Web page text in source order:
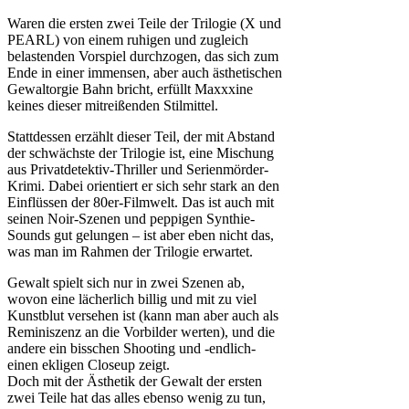
Waren die ersten zwei Teile der Trilogie (X und
PEARL) von einem ruhigen und zugleich
belastenden Vorspiel durchzogen, das sich zum
Ende in einer immensen, aber auch ästhetischen
Gewaltorgie Bahn bricht, erfüllt Maxxxine
keines dieser mitreißenden Stilmittel.
Stattdessen erzählt dieser Teil, der mit Abstand
der schwächste der Trilogie ist, eine Mischung
aus Privatdetektiv-Thriller und Serienmörder-
Krimi. Dabei orientiert er sich sehr stark an den
Einflüssen der 80er-Filmwelt. Das ist auch mit
seinen Noir-Szenen und peppigen Synthie-
Sounds gut gelungen – ist aber eben nicht das,
was man im Rahmen der Trilogie erwartet.
Gewalt spielt sich nur in zwei Szenen ab,
wovon eine lächerlich billig und mit zu viel
Kunstblut versehen ist (kann man aber auch als
Reminiszenz an die Vorbilder werten), und die
andere ein bisschen Shooting und -endlich-
einen ekligen Closeup zeigt.
Doch mit der Ästhetik der Gewalt der ersten
zwei Teile hat das alles ebenso wenig zu tun,